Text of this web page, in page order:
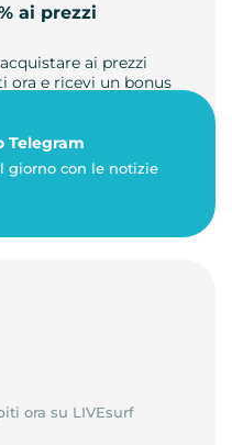
ai prezzi
ai prezzi
ora e ricevi un bonus
Telegram
giorno con le notizie
ora su LIVEsurf